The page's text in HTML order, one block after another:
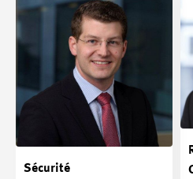
Sécurité